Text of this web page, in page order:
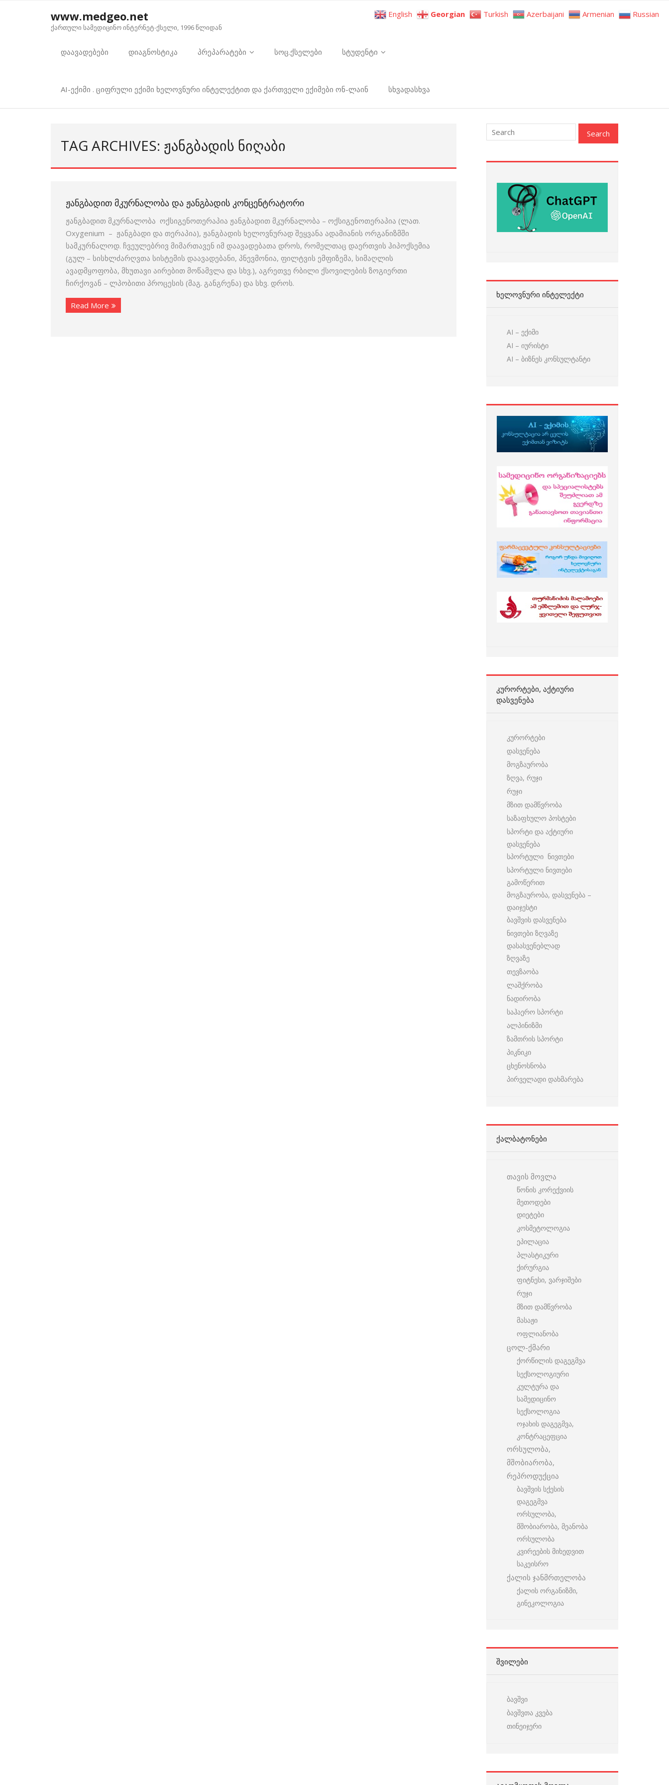
www.medgeo.net
ქართული სამედიცინო ინტერნეტ-ქსელი, 1996 წლიდან
დაავადებები დიაგნოსტიკა პრეპარატები სოც.ქსელები სტუდენტი
AI-ექიმი . ციფრული ექიმი ხელოვნური ინტელექტით და ქართველი ექიმები ონ-ლაინ სხვადასხვა
TAG ARCHIVES: ᲟᲐᲜᲒᲑᲐᲓᲘᲡ ᲜᲘᲦᲐᲑᲘ
ᲟᲐᲜᲒᲑᲐᲓᲘᲗ ᲛᲙᲣᲠᲜᲐᲚᲝᲑᲐ ᲓᲐ ᲟᲐᲜᲒᲑᲐᲓᲘᲡ ᲙᲝᲜᲪᲔᲜᲢᲠᲐᲢᲝᲠᲘ
ჟანგბადით მკურნალობა ოქსიგენოთერაპია ჟანგბადით მკურნალობა – ოქსიგენოთერაპია (ლათ.
Oxygenium – ჟანგბადი და თერაპია), ჟანგბადის ხელოვნურად შეყვანა ადამიანის ორგანიზმში
სამკურნალოდ. ჩვეულებრივ მიმართავენ იმ დაავადებათა დროს, რომელთაც დაერთვის ჰიპოქსემია
(გულ – სისხლძარღვთა სისტემის დაავადებანი, პნევმონია, ფილტვის ემფიზემა, სიმაღლის
ავადმყოფობა, მხუთავი აირებით მოწამვლა და სხვ.), აგრეთვე რბილი ქსოვილების ზოგიერთი
ჩირქოვან – ლპობითი პროცესის (მაგ. განგრენა) და სხვ. დროს.
Read More
ᲮᲔᲚᲝᲕᲜᲣᲠᲘ ᲘᲜᲢᲔᲚᲔᲥᲢᲘ
AI – ექიმი
AI – იურისტი
AI – ბიზნეს კონსულტანტი
ᲙᲣᲠᲝᲠᲢᲔᲑᲘ, ᲐᲥᲢᲘᲣᲠᲘ
ᲓᲐᲡᲕᲔᲜᲔᲑᲐ
კურორტები
დასვენება
მოგზაურობა
ზღვა, რუჯი
რუჯი
მზით დამწვრობა
საზაფხულო პოსტები
სპორტი და აქტიური
დასვენება
სპორტული ნივთები
სპორტული ნივთები
გამოწერით
მოგზაურობა, დასვენება –
დაიჯესტი
ბავშვის დასვენება
ნივთები ზღვაზე
დასასვენებლად
ზღვაზე
თევზაობა
ლაშქრობა
ნადირობა
საჰაერო სპორტი
ალპინიზმი
ზამთრის სპორტი
პიკნიკი
ცხენოსნობა
პირველადი დახმარება
ᲥᲐᲚᲑᲐᲢᲝᲜᲔᲑᲘ
თავის მოვლა
წონის კორექვიის
მეთოდები
დიეტები
კოსმეტოლოგია
ეპილაცია
პლასტიკური
ქირურგია
ფიტნესი, ვარჯიშები
რუჯი
მზით დამწვრობა
მასაჟი
ოფლიანობა
ცოლ-ქმარი
ქორწილის დაგეგმვა
სექსოლოგიური
კულტურა და
სამედიცინო
სექსოლოგია
ოჯახის დაგეგმვა,
კონტრაცეფცია
ორსულობა,
მშობიარობა,
რეპროდუქცია
ბავშვის სქესის
დაგეგმვა
ორსულობა,
მშობიარობა, მეანობა
ორსულობა
კვირეების მიხედვით
საკეისრო
ქალის ჯანმრთელობა
ქალის ორგანიზმი,
გინეკოლოგია
ᲨᲕᲘᲚᲔᲑᲘ
ბავშვი
ბავშვთა კვება
თინეიჯერი
English Georgian Turkish Azerbaijani Armenian Russian